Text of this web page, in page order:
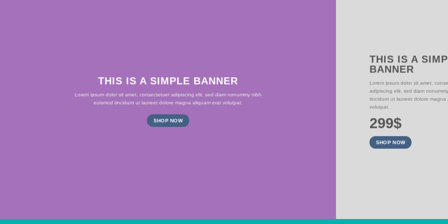
THIS IS A SIMPLE BANNER
Lorem ipsum dolor sit amet, consectetuer adipiscing elit, sed diam nonummy nibh
euismod tincidunt ut laoreet dolore magna aliquam erat volutpat.
SHOP NOW
THIS IS A
BANNER
Lorem ipsum dolor sit amet,
adipiscing elit, sed diam
tincidunt ut laoreet dolore magna
volutpat.
299$
SHOP NOW